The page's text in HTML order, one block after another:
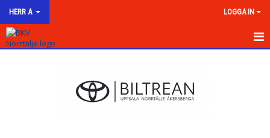
HERR A LOGGA IN